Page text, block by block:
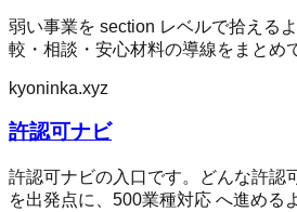
弱い事業を section レベルで拾える
較・相談・安心材料の導線をまとめ
kyoninka.xyz
許認可ナビ
許認可ナビの入口です。どんな許認
を出発点に、500業種対応 へ進める